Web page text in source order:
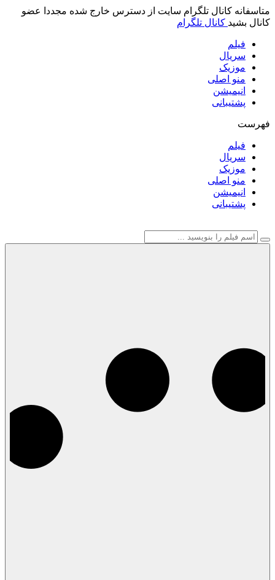
متاسفانه کانال تلگرام سایت از دسترس خارج شده مجددا عضو
کانال بشید کانال تلگرام
فیلم
سریال
موزیک
منو اصلی
انیمیشن
پشتیبانی
فهرست
فیلم
سریال
موزیک
منو اصلی
انیمیشن
پشتیبانی